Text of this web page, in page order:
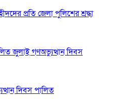
প্রতি জেলা পুলিশের শ্রদ্ধা
জুলাই গণঅভ্যুত্থান দিবস
দিবস পালিত